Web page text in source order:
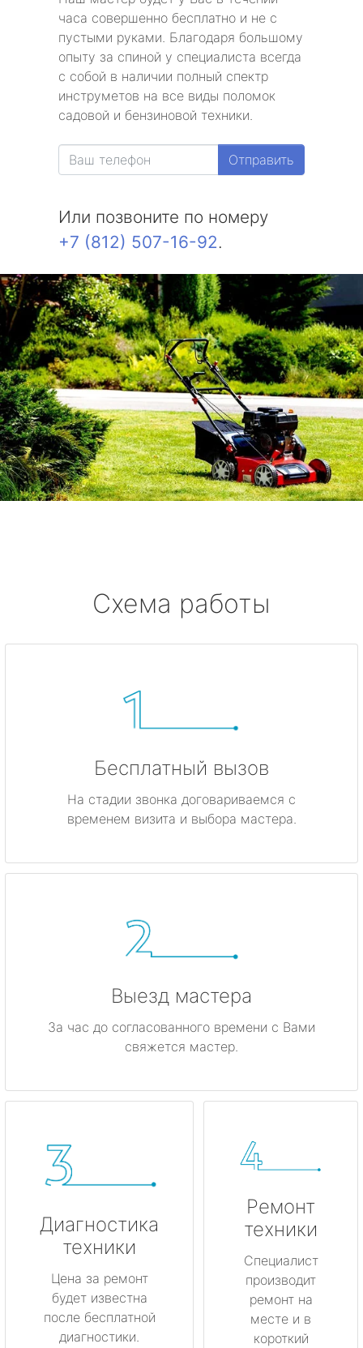
часа совершенно бесплатно и не с
пустыми руками. Благодаря большому
опыту за спиной у специалиста всегда
с собой в наличии полный спектр
инструметов на все виды поломок
садовой и бензиновой техники.
Отправить
Или позвоните по номеру
+7 (812) 507-16-92.
Схема работы
Бесплатный вызов
На стадии звонка договариваемся с
временем визита и выбора мастера.
Выезд мастера
За час до согласованного времени с Вами
свяжется мастер.
Диагностика
техники
Цена за ремонт
будет известна
после бесплатной
диагностики.
Ремонт
техники
Специалист
производит
ремонт на
месте и в
короткий